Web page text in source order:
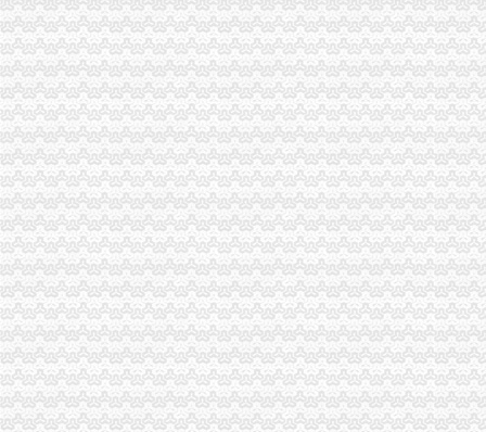
【重庆南坪税务顾问代理代办公司|财务顾问|税务咨询】-重庆赶集网
南坪资质认证_南坪代理资质认证公司-qd8.com.cn
重庆财务培训 【仁和会计】_南坪会计培训学校_新浪博客
重庆邮电大学离重庆南坪财政校（重庆南坪南湖路150号）远吗,做车
重庆招聘会计（南坪）_天圣制集团股份有限公司招聘-汇博网